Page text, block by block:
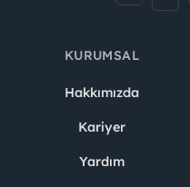
KURUMSAL
Hakkımızda
Kariyer
Yardım